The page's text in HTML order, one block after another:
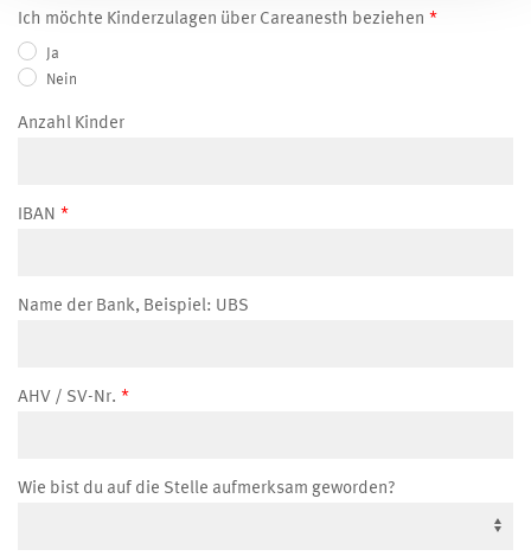
Ich möchte Kinderzulagen über Careanesth beziehen
Ja
Nein
Anzahl Kinder
IBAN
Name der Bank, Beispiel: UBS
AHV / SV-Nr.
Wie bist du auf die Stelle aufmerksam geworden?